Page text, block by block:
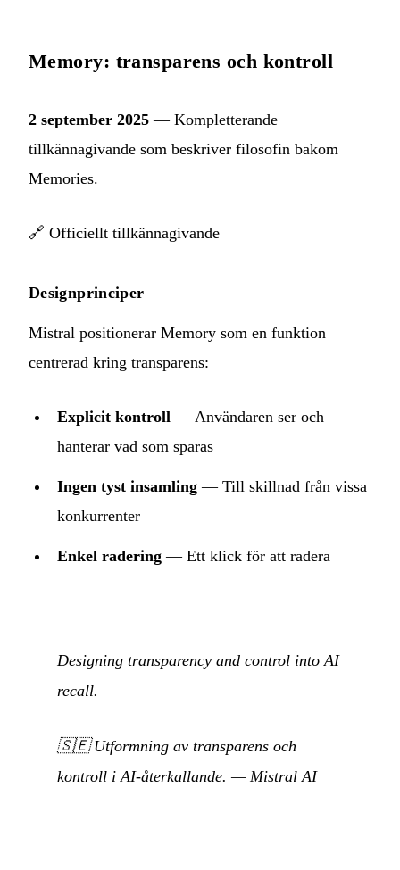
Memory: transparens och kontroll
2 september 2025 — Kompletterande
tillkännagivande som beskriver filosofin bakom
Memories.
🔗 Officiellt tillkännagivande
Designprinciper
Mistral positionerar Memory som en funktion
centrerad kring transparens:
Explicit kontroll — Användaren ser och
hanterar vad som sparas
Ingen tyst insamling — Till skillnad från vissa
konkurrenter
Enkel radering — Ett klick för att radera
Designing transparency and control into AI
recall.
🇸🇪Utformning av transparens och
kontroll i AI-återkallande. — Mistral AI